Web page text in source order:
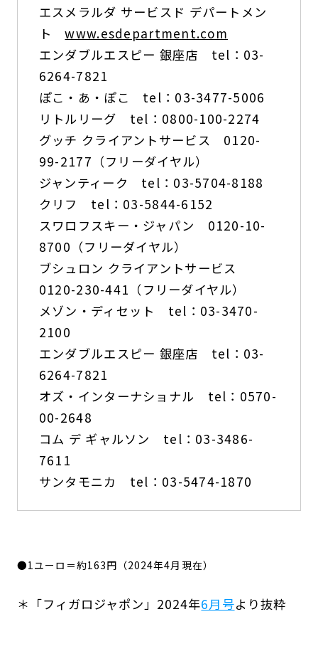
エスメラルダ サービスド デパートメン
トwww.esdepartment.com
エンダブルエスピー 銀座店 tel：03-
6264-7821
ぽこ・あ・ぽこ tel：03-3477-5006
リトルリーグ tel：0800-100-2274
グッチ クライアントサービス 0120-
99-2177（フリーダイヤル）
ジャンティーク tel：03-5704-8188
クリフ tel：03-5844-6152
スワロフスキー・ジャパン 0120-10-
8700（フリーダイヤル）
ブシュロン クライアントサービス
0120-230-441（フリーダイヤル）
メゾン・ディセット tel：03-3470-
2100
エンダブルエスピー 銀座店 tel：03-
6264-7821
オズ・インターナショナル tel：0570-
00-2648
コム デ ギャルソン tel：03-3486-
7611
サンタモニカ tel：03-5474-1870
●1ユーロ＝約163円（2024年4月現在）
＊「フィガロジャポン」2024年6月号より抜粋